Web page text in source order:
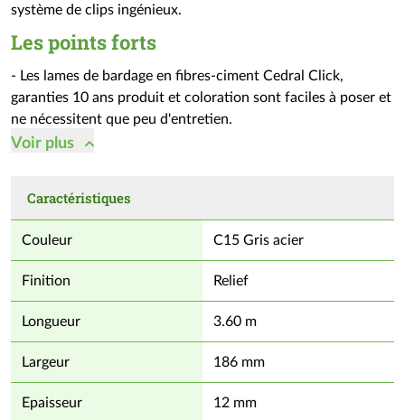
système de clips ingénieux.
Les points forts
- Les lames de bardage en fibres-ciment Cedral Click,
garanties 10 ans produit et coloration sont faciles à poser et
ne nécessitent que peu d'entretien.
- Elles résistent à la moisissure et aux nuisibles.
pour votre habitation.
Voir plus
Caractéristiques
Couleur C15 Gris acier
Finition Relief
Longueur 3.60 m
Largeur 186 mm
Epaisseur 12 mm